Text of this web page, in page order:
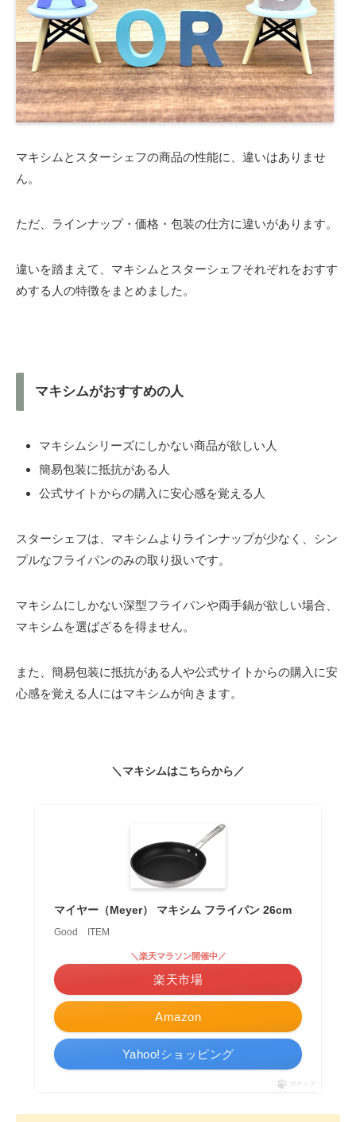
マキシムとスターシェフの商品の性能に、違いはありませ
ん。
ただ、ラインナップ・価格・包装の仕方に違いがあります。
違いを踏まえて、マキシムとスターシェフそれぞれをおすす
めする人の特徴をまとめました。
マキシムがおすすめの人
マキシムシリーズにしかない商品が欲しい人
簡易包装に抵抗がある人
公式サイトからの購入に安心感を覚える人
スターシェフは、マキシムよりラインナップが少なく、シン
プルなフライパンのみの取り扱いです。
マキシムにしかない深型フライパンや両手鍋が欲しい場合、
マキシムを選ばざるを得ません。
また、簡易包装に抵抗がある人や公式サイトからの購入に安
心感を覚える人にはマキシムが向きます。
＼マキシムはこちらから／
マイヤー（Meyer） マキシム フライパン 26cm
Good ITEM
Amazon
＼楽天マラソン開催中／
楽天市場
Yahoo!ショッピング
ポチップ